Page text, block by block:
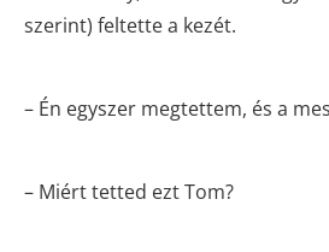
szerint) feltette a kezét.
– Én egyszer megtettem, és a
– Miért tetted ezt Tom?